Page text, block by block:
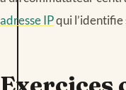
adresse IPqui l’identifie